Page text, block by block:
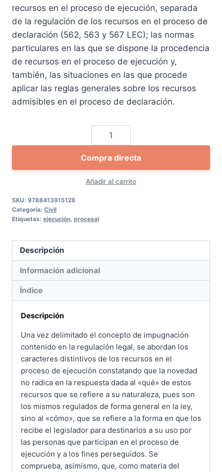
57,90 €.55,01 €.
recursos en el proceso de ejecución, separada
de la regulación de los recursos en el proceso de
declaración (562, 563 y 567 LEC); las normas
particulares en las que se dispone la procedencia
de recursos en el proceso de ejecución y,
también, las situaciones en las que procede
aplicar las reglas generales sobre los recursos
admisibles en el proceso de declaración.
Recursos
en
el
proceso
de
Añadir al carrito
Compra directa
SKU: 9788413915128
Categoría: Civil
Etiquetas: ejecución procesal
Descripción
Información adicional
Índice
Descripción
Una vez delimitado el concepto de impugnación
contenido en la regulación legal, se abordan los
caracteres distintivos de los recursos en el
proceso de ejecución constatando que la novedad
no radica en la respuesta dada al «qué» de estos
recursos que se refiere a su naturaleza, pues son
los mismos regulados de forma general en la ley,
sino al «cómo», que se refiere a la forma en que los
recibe el legislador para destinarlos a su uso por
las personas que participan en el proceso de
ejecución y a los fines perseguidos. Se
comprueba, asimismo, que, como materia del